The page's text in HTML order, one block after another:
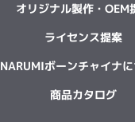
オリジナル製作・OEM
ライセンス提案
NARUMIボーンチャイナ
商品カタログ